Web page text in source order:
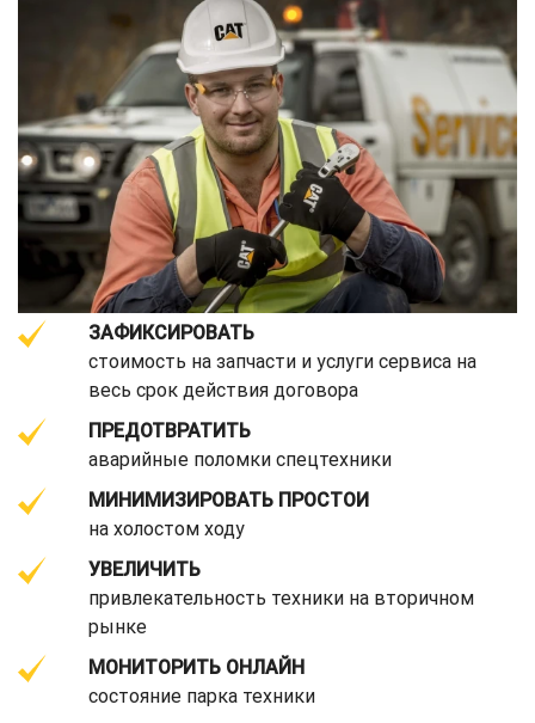
ЗАФИКСИРОВАТЬ
стоимость на запчасти и услуги сервиса на
весь срок действия договора
ПРЕДОТВРАТИТЬ
аварийные поломки спецтехники
МИНИМИЗИРОВАТЬ ПРОСТОИ
на холостом ходу
УВЕЛИЧИТЬ
привлекательность техники на вторичном
рынке
МОНИТОРИТЬ ОНЛАЙН
состояние парка техники